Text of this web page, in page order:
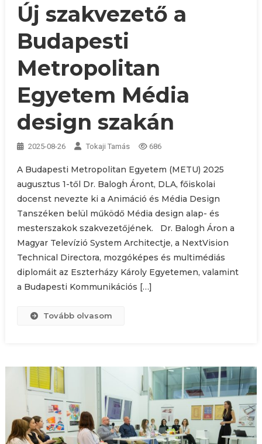
Új szakvezető a
Budapesti
Metropolitan
Egyetem Média
design szakán
2025-08-26 Tokaji Tamás 686
A Budapesti Metropolitan Egyetem (METU) 2025
augusztus 1-től Dr. Balogh Áront, DLA, főiskolai
docenst nevezte ki a Animáció és Média Design
Tanszéken belül működő Média design alap- és
mesterszakok szakvezetőjének. Dr. Balogh Áron a
Magyar Televízió System Architectje, a NextVision
Technical Directora, mozgóképes és multimédiás
diplomáit az Eszterházy Károly Egyetemen, valamint
a Budapesti Kommunikációs […]
Tovább olvasom